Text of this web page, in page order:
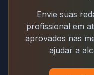
Envie suas
profissional em
aprovados nas
ajudar a